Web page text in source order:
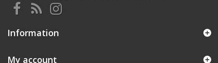
Information
My account